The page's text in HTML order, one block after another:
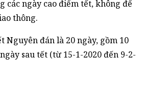
các ngày cao điểm tết, không để
thông.
Nguyên đán là 20 ngày, gồm 10
sau tết (từ 15-1-2020 đến 9-2-